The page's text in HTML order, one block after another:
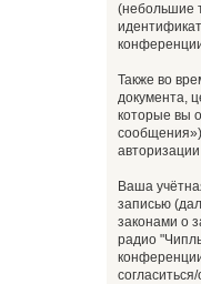
(небольшие
Также во
документа,
которые вы
Ваша
записью
законами о
радио